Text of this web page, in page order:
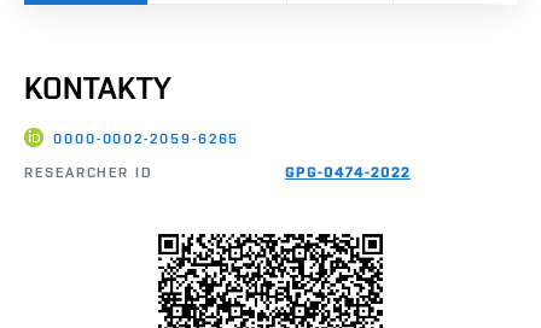
KONTAKTY
0000-0002-2059-6265
RESEARCHER ID GPG-0474-2022